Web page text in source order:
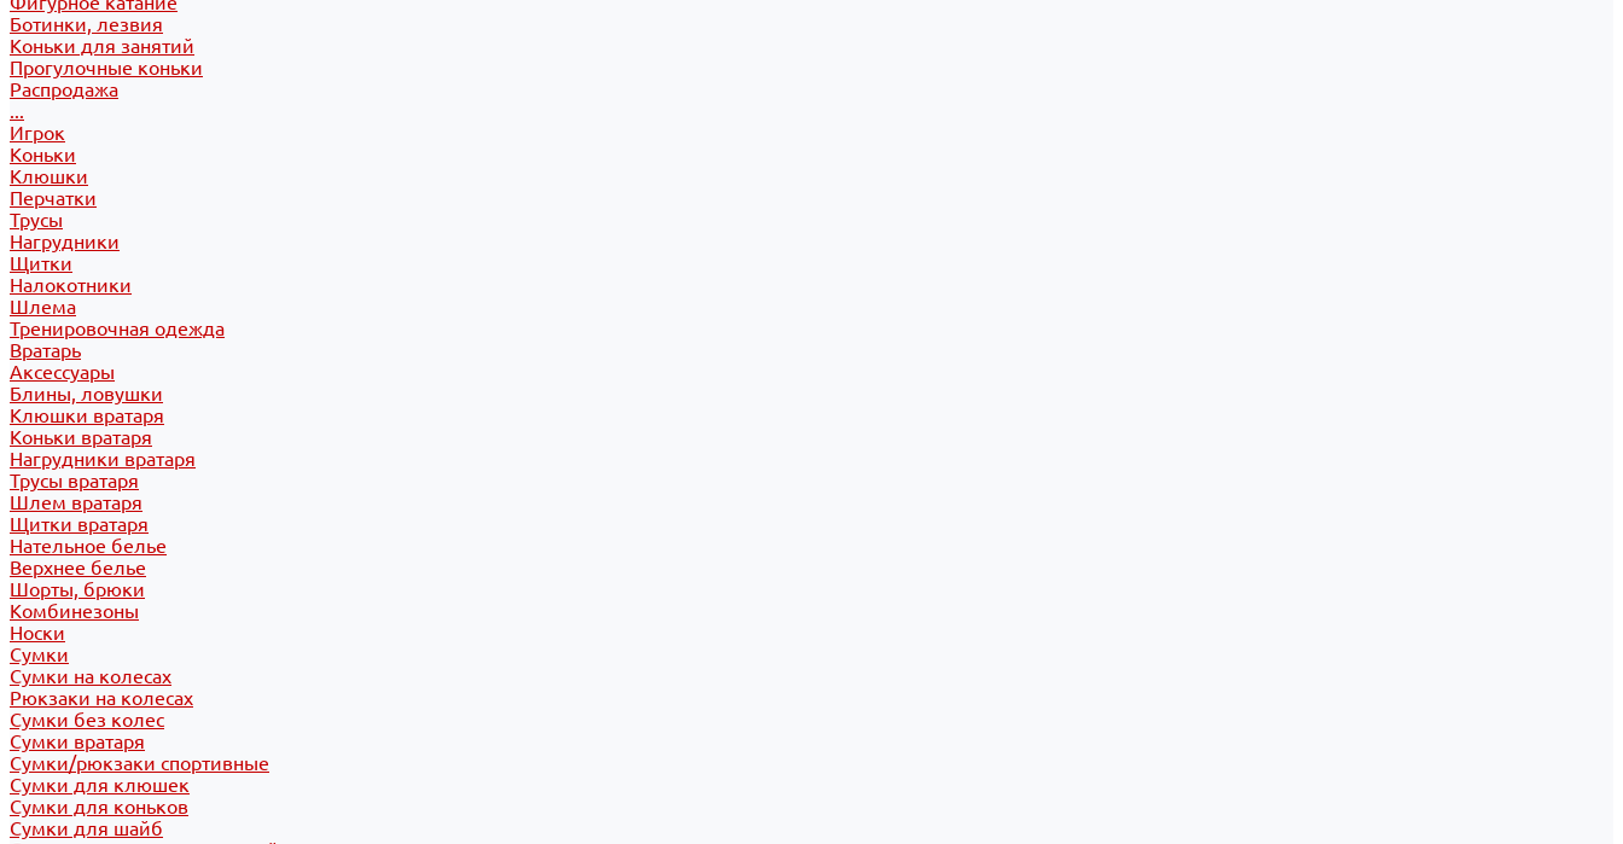
Ботинки, лезвия
Коньки для занятий
Прогулочные коньки
Распродажа
...
Игрок
Коньки
Клюшки
Перчатки
Трусы
Нагрудники
Щитки
Налокотники
Шлема
Тренировочная одежда
Вратарь
Аксессуары
Блины, ловушки
Клюшки вратаря
Коньки вратаря
Нагрудники вратаря
Трусы вратаря
Шлем вратаря
Щитки вратаря
Нательное белье
Верхнее белье
Шорты, брюки
Комбинезоны
Носки
Сумки
Сумки на колесах
Рюкзаки на колесах
Сумки без колес
Сумки вратаря
Сумки/рюкзаки спортивные
Сумки для клюшек
Сумки для коньков
Сумки для шайб